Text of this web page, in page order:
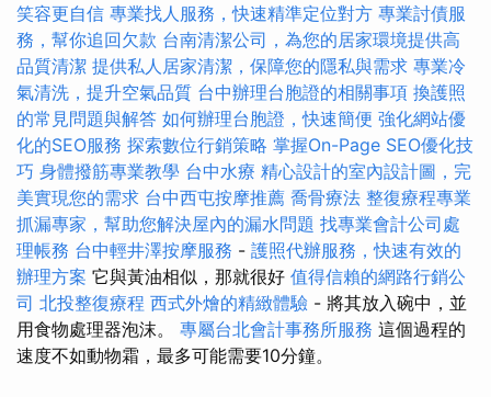
笑容更自信 專業找人服務，快速精準定位對方 專業討債服
務，幫你追回欠款 台南清潔公司，為您的居家環境提供高
品質清潔 提供私人居家清潔，保障您的隱私與需求 專業冷
氣清洗，提升空氣品質 台中辦理台胞證的相關事項 換護照
的常見問題與解答 如何辦理台胞證，快速簡便 強化網站優
化的SEO服務 探索數位行銷策略 掌握On-Page SEO優化技
巧 身體撥筋專業教學 台中水療 精心設計的室內設計圖，完
美實現您的需求 台中西屯按摩推薦 喬骨療法 整復療程專業
抓漏專家，幫助您解決屋內的漏水問題 找專業會計公司處
理帳務 台中輕井澤按摩服務 - 護照代辦服務，快速有效的
辦理方案 它與黃油相似，那就很好 值得信賴的網路行銷公
司 北投整復療程 西式外燴的精緻體驗 - 將其放入碗中，並
用食物處理器泡沫。 專屬台北會計事務所服務 這個過程的
速度不如動物霜，最多可能需要10分鐘。